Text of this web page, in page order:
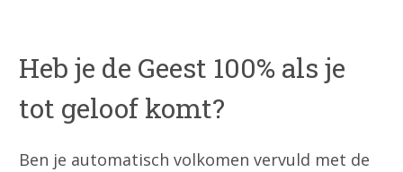
Heb je de Geest 100% als je
tot geloof komt?
Ben je automatisch volkomen vervuld met de